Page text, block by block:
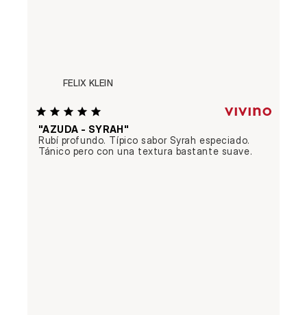
FELIX KLEIN
"AZUDA - SYRAH"
Rubí profundo. Típico sabor Syrah especiado.
Tánico pero con una textura bastante suave.